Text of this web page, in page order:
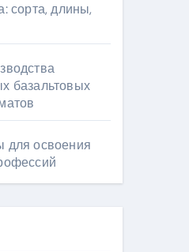
сорта, длины,
базальтовых
для освоения